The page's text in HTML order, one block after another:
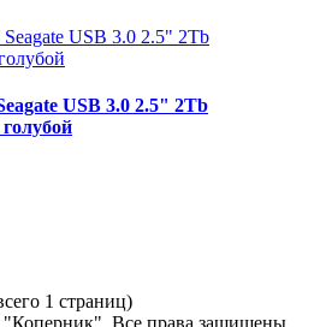
USB 3.0 2.5" 2Tb
1 страниц)
Все права защищены.